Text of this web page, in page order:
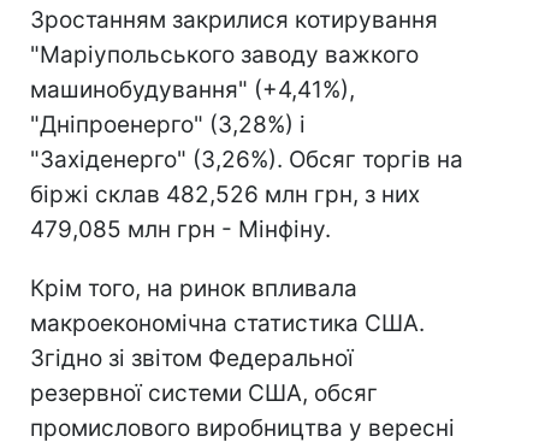
Зростанням закрилися котирування
"Маріупольського заводу важкого
машинобудування" (+4,41%),
"Дніпроенерго" (3,28%) і
"Західенерго" (3,26%). Обсяг торгів на
біржі склав 482,526 млн грн, з них
479,085 млн грн - Мінфіну.
Крім того, на ринок впливала
макроекономічна статистика США.
Згідно зі звітом Федеральної
резервної системи США, обсяг
промислового виробництва у вересні